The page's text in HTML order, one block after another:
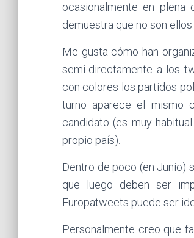
ocasionalmente en
demuestra que no son
Me gusta cómo han
semi-directamente a los
con colores los partidos
turno aparece el mismo
candidato (es muy
propio país).
Dentro de poco (en Junio)
que luego deben ser
Europatweets puede ser
Personalmente creo que